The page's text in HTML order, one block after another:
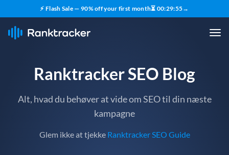
⚡ Flash Sale — 90% off your first month⏳ 00:29:54→
Ranktracker SEO Blog
Alt, hvad du behøver at vide om SEO til din næste
kampagne
Glem ikke at tjekke Ranktracker SEO Guide